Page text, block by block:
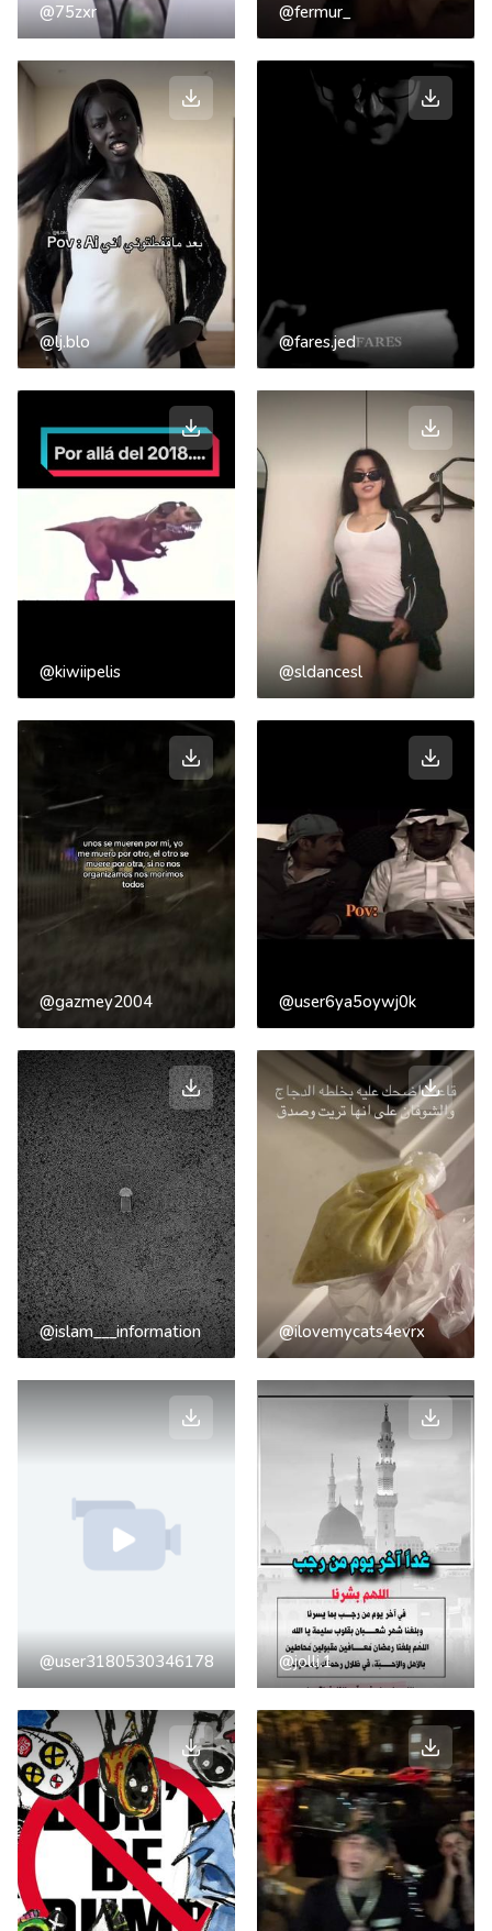
@75zxr @fermur_
@lj.blo @fares.jed
@kiwiipelis @sldancesl
@gazmey2004 @user6ya5oywj0k
@islam___information @ilovemycats4evrx
@user3180530346178 @jolli.1